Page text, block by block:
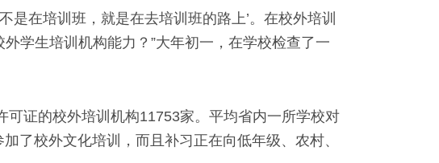
在培训班，就是在去培训班的路上’。在校外培训
学生培训机构能力？”大年初一，在学校检查了一
证的校外培训机构11753家。平均省内一所学校对
了校外文化培训，而且补习正在向低年级、农村、